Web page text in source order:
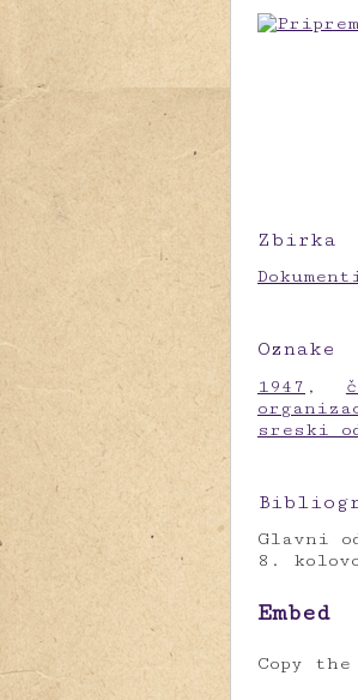
Zbirka
Oznake
1947 ,
sreski
Glavni
8.
Embed
Copy